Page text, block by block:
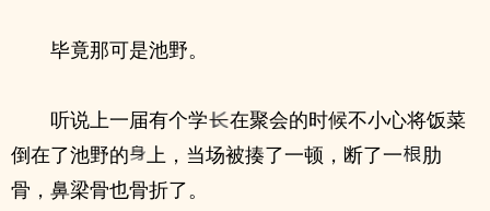
毕竟那可是池野。
听说上一届有个学
在聚会的时候不小心将饭菜
倒在了池野的
上，当场被揍了一顿，断了一
肋
骨，鼻梁骨也骨折了。